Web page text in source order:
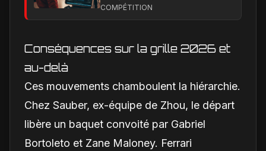
et critiques, ce qui
COMPÉTITION
Conséquences sur la grille 2026 et
au-delà
Ces mouvements chamboulent la hiérarchie.
Chez Sauber, ex-équipe de Zhou, le départ
libère un baquet convoité par Gabriel
Bortoleto et Zane Maloney. Ferrari